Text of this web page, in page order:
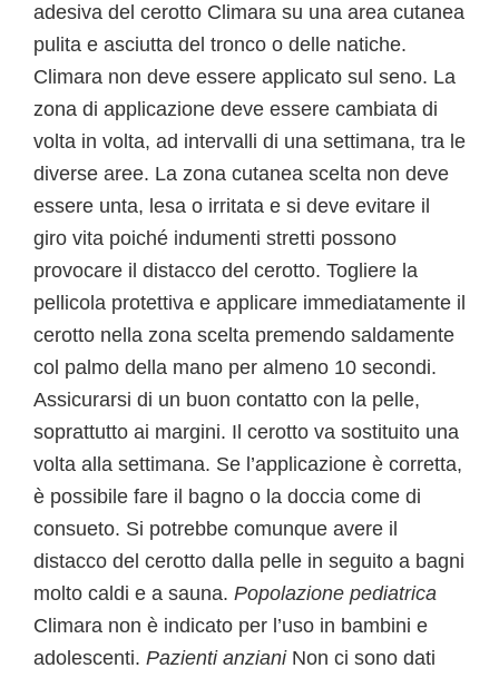
adesiva del cerotto Climara su una area cutanea
pulita e asciutta del tronco o delle natiche.
Climara non deve essere applicato sul seno. La
zona di applicazione deve essere cambiata di
volta in volta, ad intervalli di una settimana, tra le
diverse aree. La zona cutanea scelta non deve
essere unta, lesa o irritata e si deve evitare il
giro vita poiché indumenti stretti possono
provocare il distacco del cerotto. Togliere la
pellicola protettiva e applicare immediatamente il
cerotto nella zona scelta premendo saldamente
col palmo della mano per almeno 10 secondi.
Assicurarsi di un buon contatto con la pelle,
soprattutto ai margini. Il cerotto va sostituito una
volta alla settimana. Se l’applicazione è corretta,
è possibile fare il bagno o la doccia come di
consueto. Si potrebbe comunque avere il
distacco del cerotto dalla pelle in seguito a bagni
molto caldi e a sauna. Popolazione pediatrica
Climara non è indicato per l’uso in bambini e
adolescenti. Pazienti anzianiNon ci sono dati